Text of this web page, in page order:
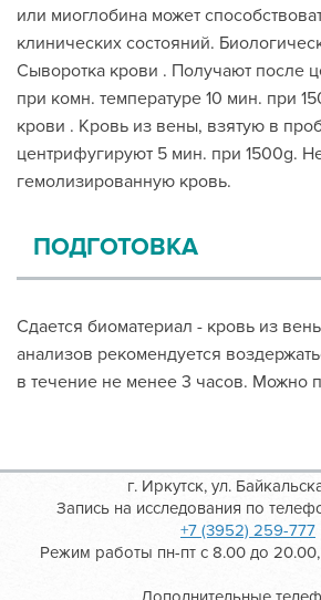
или миоглобина может
клинических состояний.
Сыворотка крови . Получают после
при комн. температуре 10 мин. при
крови . Кровь из вены, взятую в
центрифугируют 5 мин. при 1500g.
гемолизированную кровь.
ПОДГОТОВКА
Сдается биоматериал - кровь из
анализов рекомендуется
в течение не менее 3 часов. Можно
г. Иркутск, ул.
Запись на исследования по
+7 (3952) 259-777
Режим работы пн-пт с 8.00 до